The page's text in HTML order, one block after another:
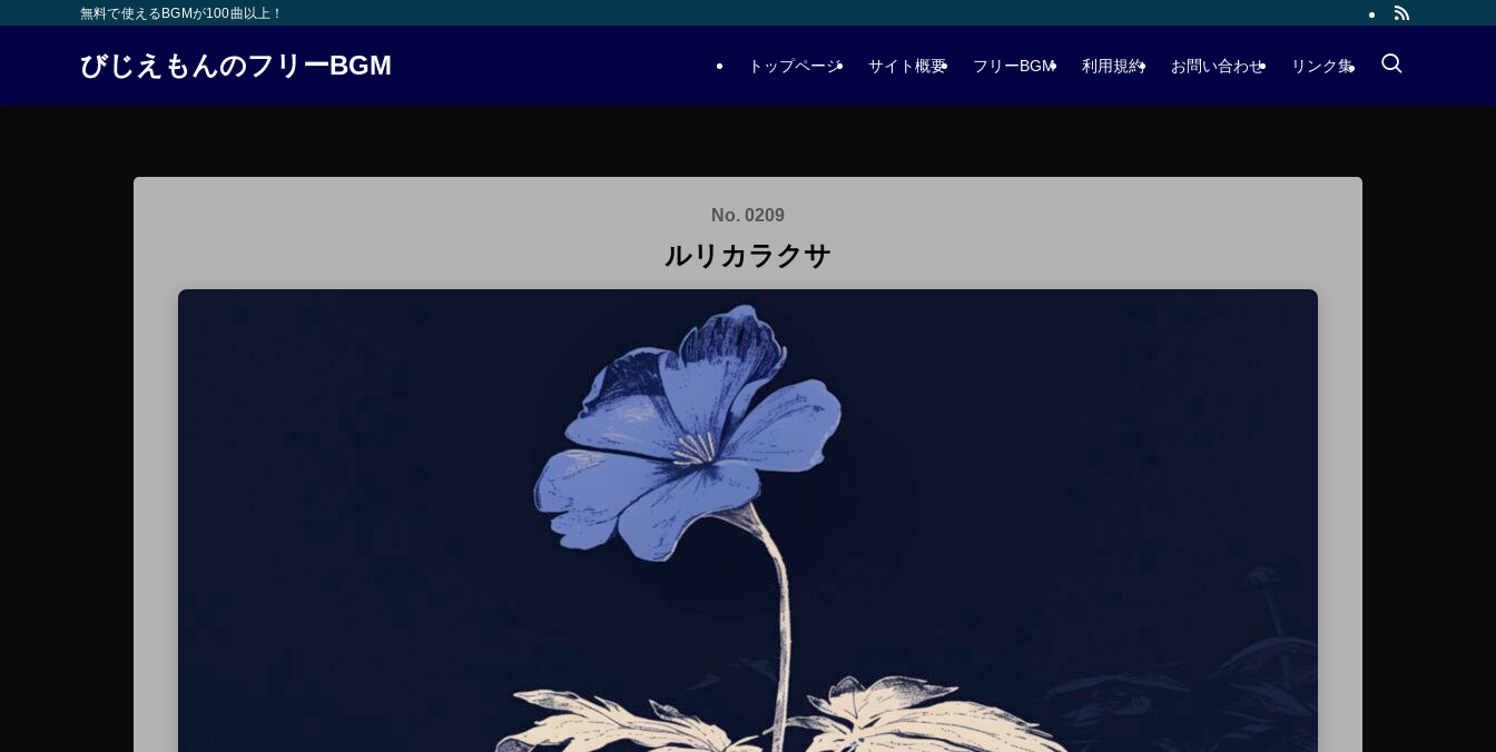
無料で使えるBGMが100曲以上！
びじえもんのフリーBGM トップページ サイト概要 フリーBGM 利用規約 お問い合わせ リンク集
No. 0209
ルリカラクサ